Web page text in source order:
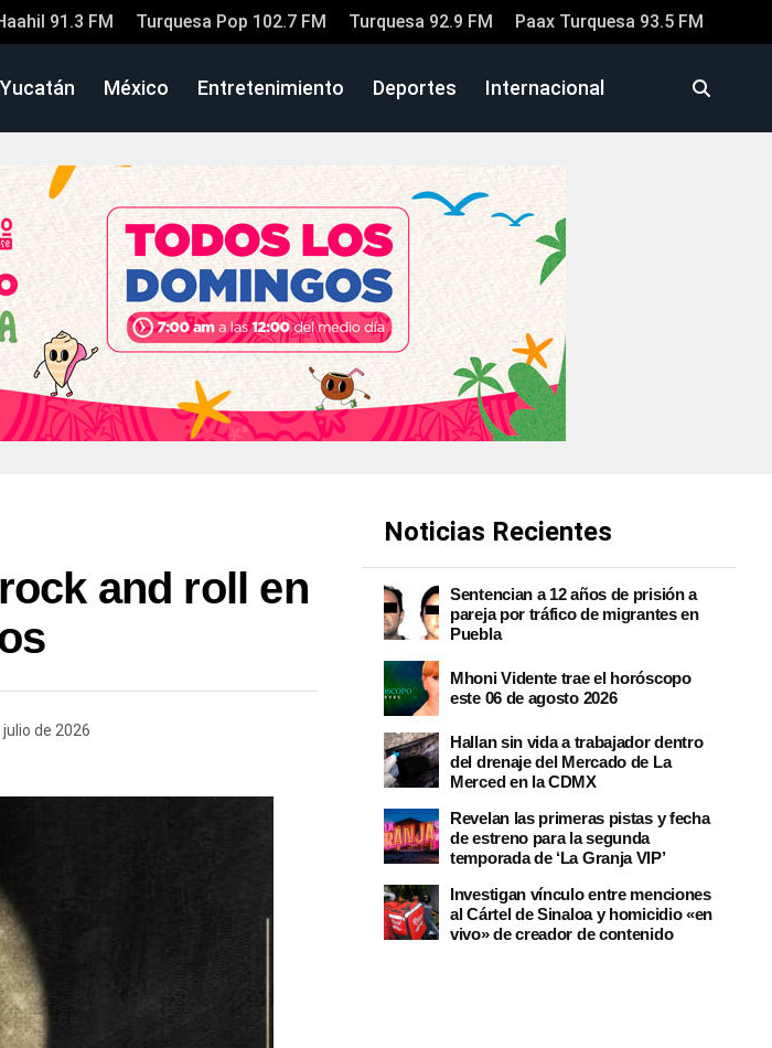
91.3 FM Turquesa Pop 102.7 FM Turquesa 92.9 FM Paax Turquesa 93.5 FM
Yucatán México Entretenimiento Deportes Internacional
and roll en
de 2026
Noticias Recientes
Sentencian a 12 años de prisión a
pareja por tráfico de migrantes en
Puebla
Mhoni Vidente trae el horóscopo
este 06 de agosto 2026
Hallan sin vida a trabajador dentro
del drenaje del Mercado de La
Merced en la CDMX
Revelan las primeras pistas y fecha
de estreno para la segunda
temporada de ‘La Granja VIP’
Investigan vínculo entre menciones
al Cártel de Sinaloa y homicidio «en
vivo» de creador de contenido